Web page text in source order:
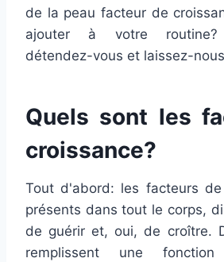
de la peau facteur de
ajouter à votre routine?
détendez-vous et laissez-
Quels sont les
croissance?
Tout d'abord: les facteurs
présents dans tout le corps,
de guérir et, oui, de croître.
remplissent une